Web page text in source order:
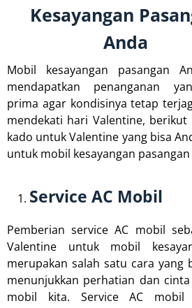
Kesayangan
Anda
Mobil kesayangan pasangan
mendapatkan penanganan
prima agar kondisinya tetap
mendekati hari Valentine, berikut
kado untuk Valentine yang bisa
untuk mobil kesayangan pasangan
Service AC Mobil
Pemberian service AC mobil
Valentine untuk mobil
merupakan salah satu cara yang
menunjukkan perhatian dan
mobil kita. Service AC